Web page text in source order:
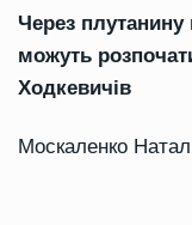
Через плутанину
можуть
Ходкевичів
Москаленко